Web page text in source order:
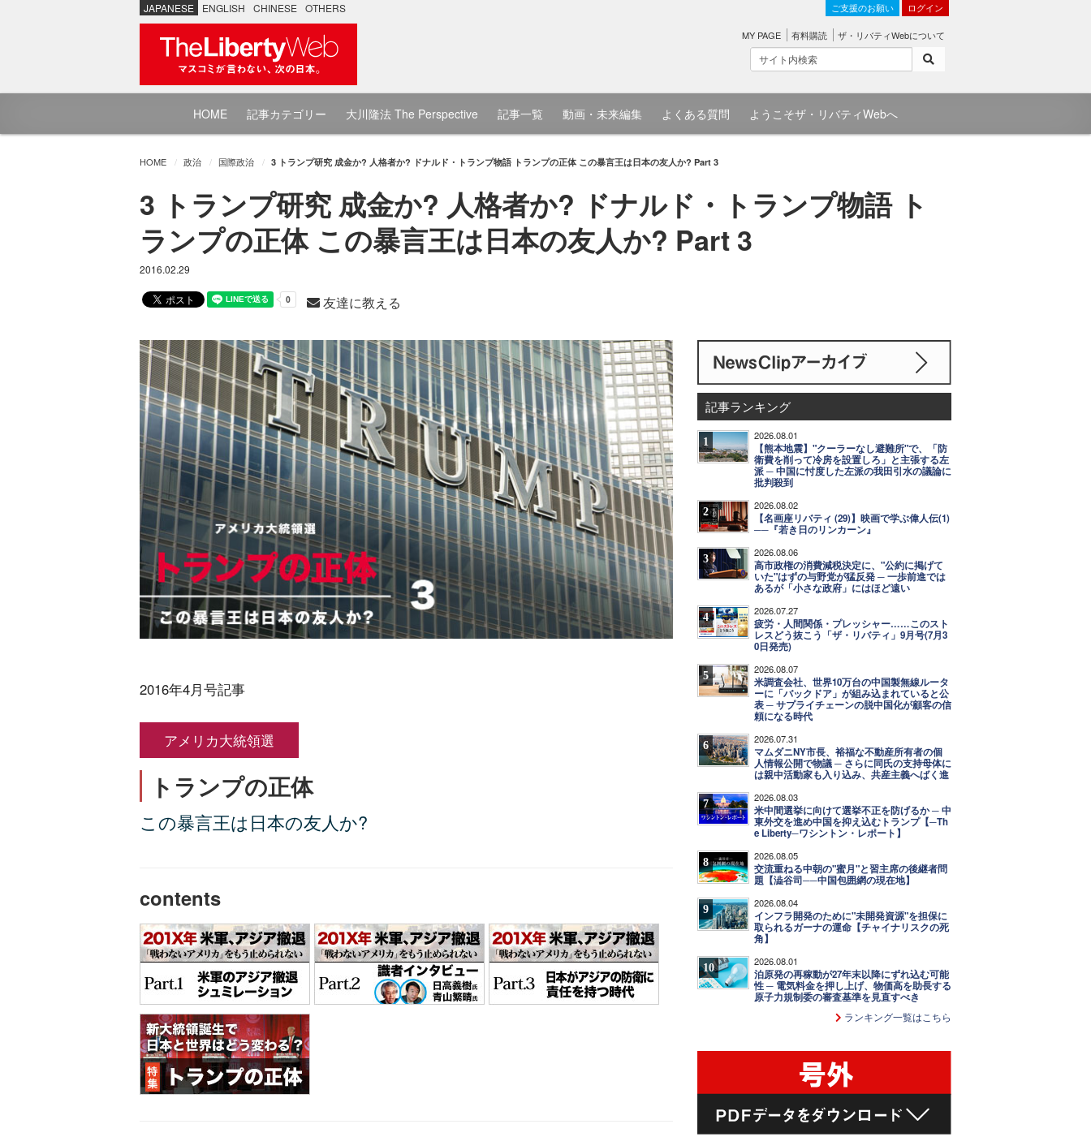
JAPANESE ENGLISH CHINESE OTHERS ご支援のお願い ログイン
MY PAGE 有料購読 ザ・リバティWebについて
HOME 記事カテゴリー 大川隆法 The Perspective 記事一覧 動画・未来編集 よくある質問 ようこそザ・リバティWebへ
HOME 政治 国際政治 3 トランプ研究 成金か? 人格者か? ドナルド・トランプ物語 トランプの正体 この暴言王は日本の友人か? Part 3
3 トランプ研究 成金か? 人格者か? ドナルド・トランプ物語 ト
ランプの正体 この暴言王は日本の友人か? Part 3
2016.02.29
友達に教える
2016年4月号記事
アメリカ大統領選
トランプの正体
この暴言王は日本の友人か?
contents
記事ランキング
1 2026.08.01
【熊本地震】"クーラーなし避難所"で、「防
衛費を削って冷房を設置しろ」と主張する左
派 ─ 中国に忖度した左派の我田引水の議論に
批判殺到
2 2026.08.02
【名画座リバティ (29)】映画で学ぶ偉人伝(1)
──『若き日のリンカーン』
3 2026.08.06
高市政権の消費減税決定に、"公約に掲げて
いた"はずの与野党が猛反発 ─ 一歩前進では
あるが「小さな政府」にはほど遠い
4 2026.07.27
疲労・人間関係・プレッシャー……このスト
レスどう抜こう「ザ・リバティ」9月号(7月3
0日発売)
5 2026.08.07
米調査会社、世界10万台の中国製無線ルータ
ーに「バックドア」が組み込まれていると公
表 ─ サプライチェーンの脱中国化が顧客の信
頼になる時代
6 2026.07.31
マムダニNY市長、裕福な不動産所有者の個
人情報公開で物議 ─ さらに同氏の支持母体に
は親中活動家も入り込み、共産主義へばく進
7 2026.08.03
米中間選挙に向けて選挙不正を防げるか ─ 中
東外交を進め中国を抑え込むトランプ【─Th
e Liberty─ワシントン・レポート】
8 2026.08.05
交流重ねる中朝の"蜜月"と習主席の後継者問
題【澁谷司──中国包囲網の現在地】
9 2026.08.04
インフラ開発のために"未開発資源"を担保に
取られるガーナの運命【チャイナリスクの死
角】
10 2026.08.01
泊原発の再稼動が27年末以降にずれ込む可能
性 ─ 電気料金を押し上げ、物価高を助長する
原子力規制委の審査基準を見直すべき
ランキング一覧はこちら